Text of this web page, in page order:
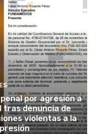
por agresión a
tras denuncia de
violentas a la